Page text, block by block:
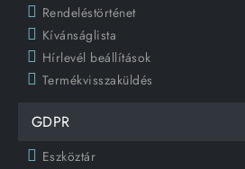
Rendeléstörténet
Kívánságlista
Hírlevél beállítások
Termékvisszaküldés
GDPR
Eszköztár